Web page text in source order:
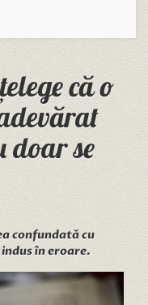
că o
doar se
confundată cu
în eroare.